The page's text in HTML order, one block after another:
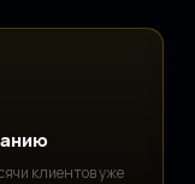
клиентов уже